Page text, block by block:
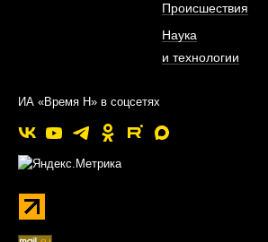
Происшествия
Наука
и технологии
ИА «Время Н» в соцсетях